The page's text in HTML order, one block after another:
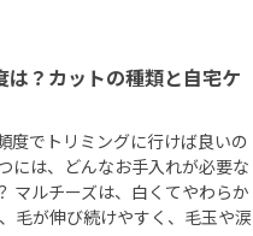
？カットの種類と自宅ケ
度でトリミングに行けば良いの
には、どんなお手入れが必要な
マルチーズは、白くてやわらか
毛が伸び続けやすく、毛玉や涙